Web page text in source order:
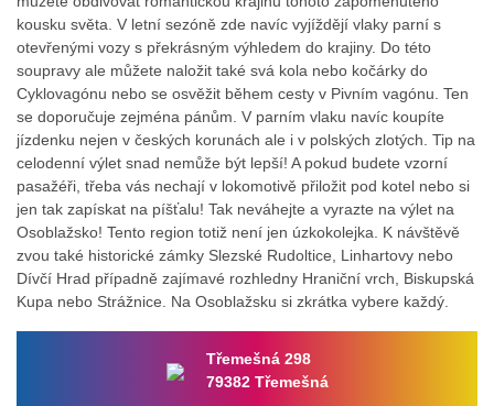
kousku světa. V letní sezóně zde navíc vyjíždějí vlaky parní s
otevřenými vozy s překrásným výhledem do krajiny. Do této
soupravy ale můžete naložit také svá kola nebo kočárky do
Cyklovagónu nebo se osvěžit během cesty v Pivním vagónu. Ten
se doporučuje zejména pánům. V parním vlaku navíc koupíte
jízdenku nejen v českých korunách ale i v polských zlotých. Tip na
celodenní výlet snad nemůže být lepší! A pokud budete vzorní
pasažéři, třeba vás nechají v lokomotivě přiložit pod kotel nebo si
jen tak zapískat na píšťalu! Tak neváhejte a vyrazte na výlet na
Osoblažsko! Tento region totiž není jen úzkokolejka. K návštěvě
zvou také historické zámky Slezské Rudoltice, Linhartovy nebo
Dívčí Hrad případně zajímavé rozhledny Hraniční vrch, Biskupská
Kupa nebo Strážnice. Na Osoblažsku si zkrátka vybere každý.
Třemešná 298
79382 Třemešná